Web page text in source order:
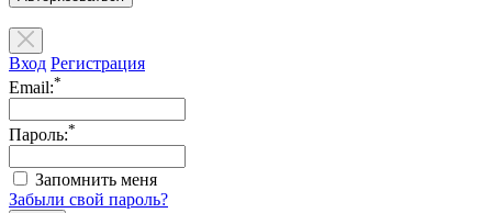
Вход Регистрация
Email:*
Пароль:*
Запомнить меня
Забыли свой пароль?